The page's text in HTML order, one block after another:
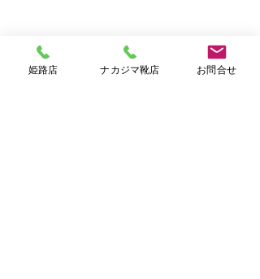
姫路店 ナカジマ靴店 お問合せ